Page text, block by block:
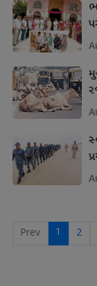
Prev 1 2